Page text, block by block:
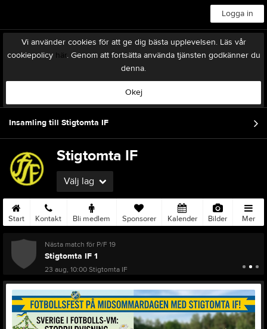
Logga in
Vi använder cookies för att ge dig bästa upplevelsen. Läs vår
cookiepolicy här. Genom att fortsätta använda tjänsten godkänner du
denna.
Okej
Insamling till Stigtomta IF
Stigtomta IF
Välj lag
Start Kontakt Bli medlem Sponsorer Kalender Bilder Mer
Nästa match för P/F 19
Stigtomta IF 1
23 aug, 10:00Stigtomta IF